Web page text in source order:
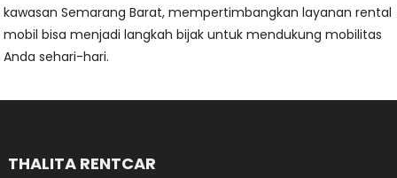
kawasan Semarang Barat, mempertimbangkan layanan rental
mobil bisa menjadi langkah bijak untuk mendukung mobilitas
Anda sehari-hari.
THALITA RENTCAR